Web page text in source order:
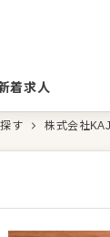
着求人
す 株式会社